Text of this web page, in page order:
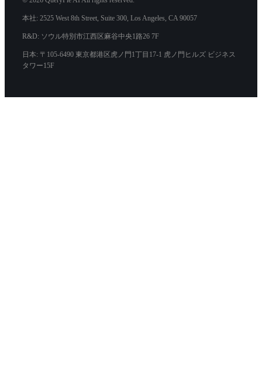
本社: 2525 West 8th Street, Suite 300, Los Angeles, CA 90057
R&D: ソウル特別市江西区麻谷中央1路26 7F
日本: 〒105-6490 東京都港区虎ノ門1丁目17-1 虎ノ門ヒルズ ビジネス
タワー15F